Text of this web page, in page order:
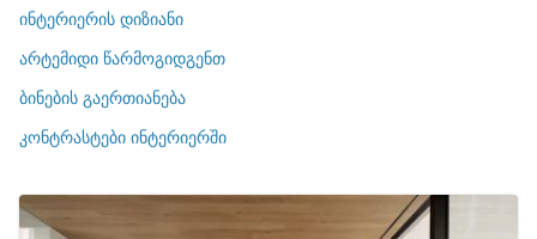
რ
ბ
ი
ინტერიერის დიზიანი
არტემიდი წარმოგიდგენთ
ბინების გაერთიანება
კონტრასტები ინტერიერში